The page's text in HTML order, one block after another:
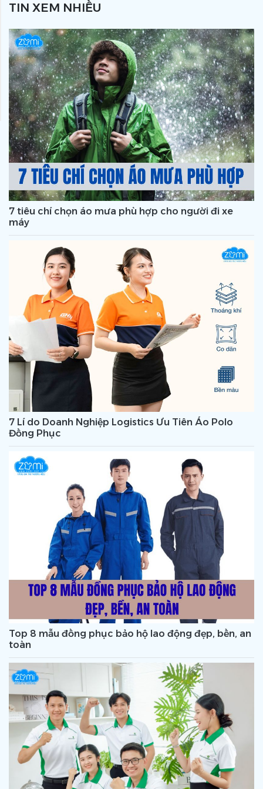
TIN XEM NHIỀU
7 tiêu chí chọn áo mưa phù hợp cho người đi xe
máy
7 Lí do Doanh Nghiệp Logistics Ưu Tiên Áo Polo
Đồng Phục
Top 8 mẫu đồng phục bảo hộ lao động đẹp, bền, an
toàn